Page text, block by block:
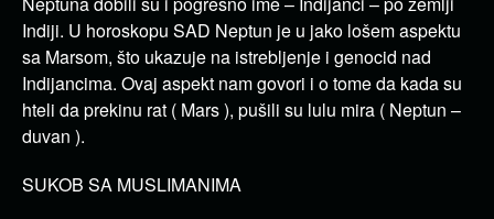
Indiji. U horoskopu SAD Neptun je u jako lošem aspektu
sa Marsom, što ukazuje na istrebljenje i genocid nad
Indijancima. Ovaj aspekt nam govori i o tome da kada su
hteli da prekinu rat ( Mars ), pušili su lulu mira ( Neptun –
duvan ).
SUKOB SA MUSLIMANIMA